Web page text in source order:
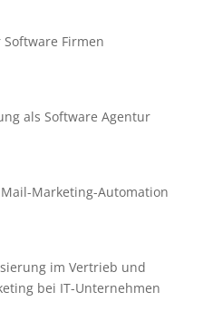
Firmen
als Software Agentur
Marketing-Automation
im Vertrieb und
bei IT-Unternehmen